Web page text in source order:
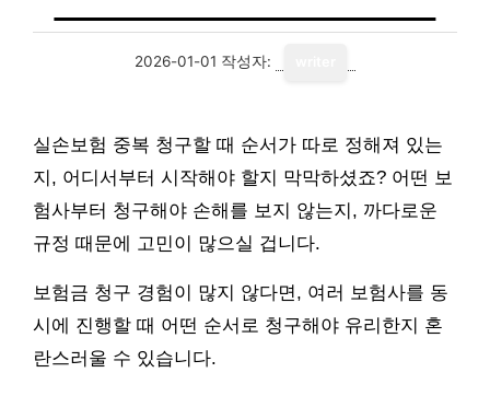
2026-01-01 작성자:
실손보험 중복 청구할 때 순서가 따로 정해져 있는
지, 어디서부터 시작해야 할지 막막하셨죠? 어떤 보
험사부터 청구해야 손해를 보지 않는지, 까다로운
규정 때문에 고민이 많으실 겁니다.
보험금 청구 경험이 많지 않다면, 여러 보험사를 동
시에 진행할 때 어떤 순서로 청구해야 유리한지 혼
란스러울 수 있습니다.